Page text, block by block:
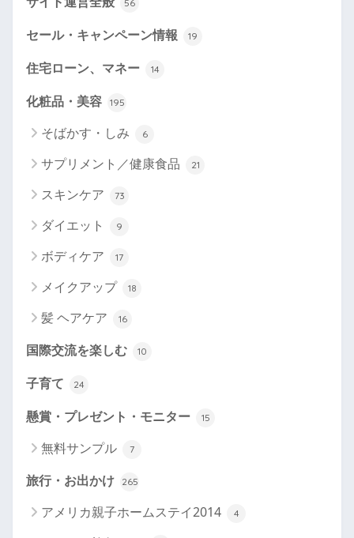
56
セール・キャンペーン情報 19
住宅ローン、マネー 14
化粧品・美容 195
そばかす・しみ 6
サプリメント／健康食品 21
スキンケア 73
ダイエット 9
ボディケア 17
メイクアップ 18
髪 ヘアケア 16
国際交流を楽しむ 10
子育て 24
懸賞・プレゼント・モニター 15
無料サンプル 7
旅行・お出かけ 265
アメリカ親子ホームステイ2014 4